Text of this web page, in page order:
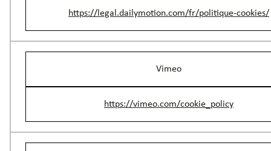
https://legal.dailymotion.com/fr/politique-cookies/
Vimeo
https://vimeo.com/cookie_policy